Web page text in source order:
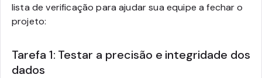
lista de verificação para ajudar sua equipe a fechar o
projeto:
Tarefa 1: Testar a precisão e integridade dos
dados